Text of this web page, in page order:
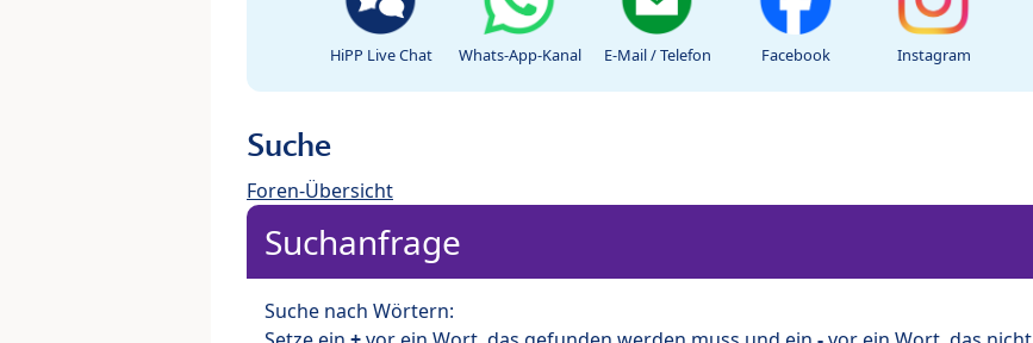
HiPP Live Chat Whats-App-Kanal E-Mail / Telefon Facebook Instagram
Suche
Foren-Übersicht
Suchanfrage
Suche nach Wörtern: